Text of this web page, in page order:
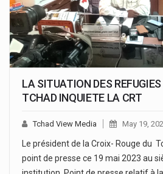
LA SITUATION DES
TCHAD INQUIETE LA CRT
Tchad View Media May 19,
Le président de la Croix- Rouge du
point de presse ce 19 mai 2023 au